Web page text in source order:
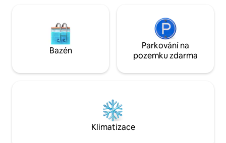
Bazén
Parkování na
pozemku zdarma
Klimatizace